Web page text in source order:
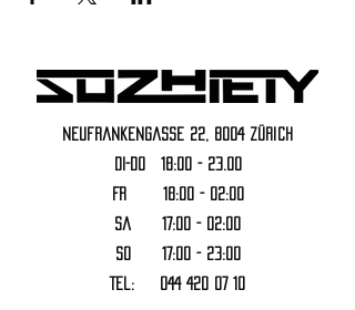
Neufrankengasse 22, 8004 Zürich
DI-DO 18:00 - 23.00
FR 18:00 - 02:00
Sa 17:00 - 02:00
SO 17:00 - 23:00
Tel: 044 420 07 10